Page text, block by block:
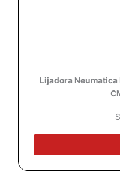
Lijadora Neumatica